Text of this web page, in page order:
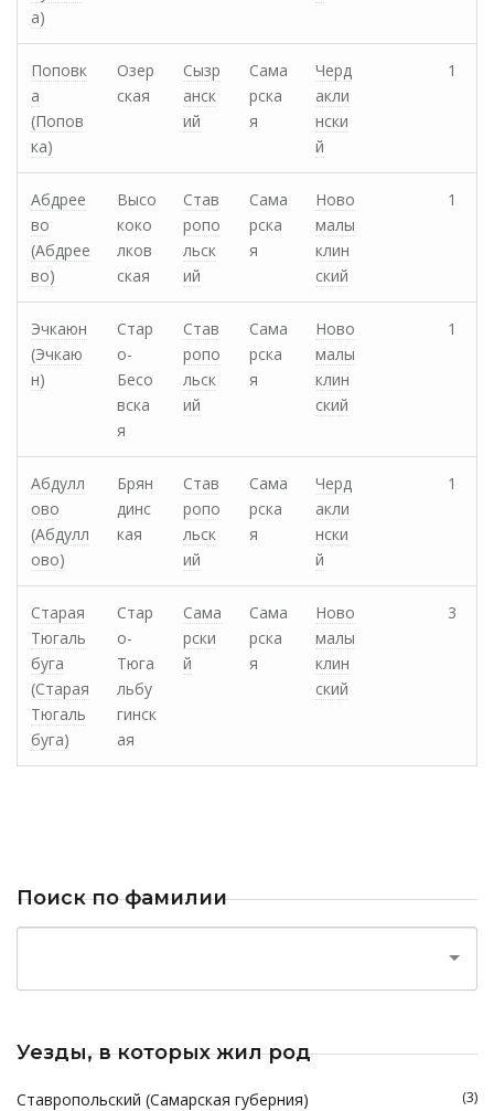
а)
Поповк
а
(Попов
ка)
Озер
ская
Сызр
анск
ий
Сама
рска
я
Черд
акли
нски
й
1
Абдрее
во
(Абдрее
во)
Высо
коко
лков
ская
Став
ропо
льск
ий
Сама
рска
я
Ново
малы
клин
ский
1
Эчкаюн
(Эчкаю
н)
Стар
о-
Бесо
вска
я
Став
ропо
льск
ий
Сама
рска
я
Ново
малы
клин
ский
1
Абдулл
ово
(Абдулл
ово)
Брян
динс
кая
Став
ропо
льск
ий
Сама
рска
я
Черд
акли
нски
й
1
Старая
Тюгаль
буга
(Старая
Тюгаль
буга)
Стар
о-
Тюга
льбу
гинск
ая
Сама
рски
й
Сама
рска
я
Ново
малы
клин
ский
3
Поиск по фамилии
Уезды, в которых жил род
Ставропольский (Самарская губерния) (3)